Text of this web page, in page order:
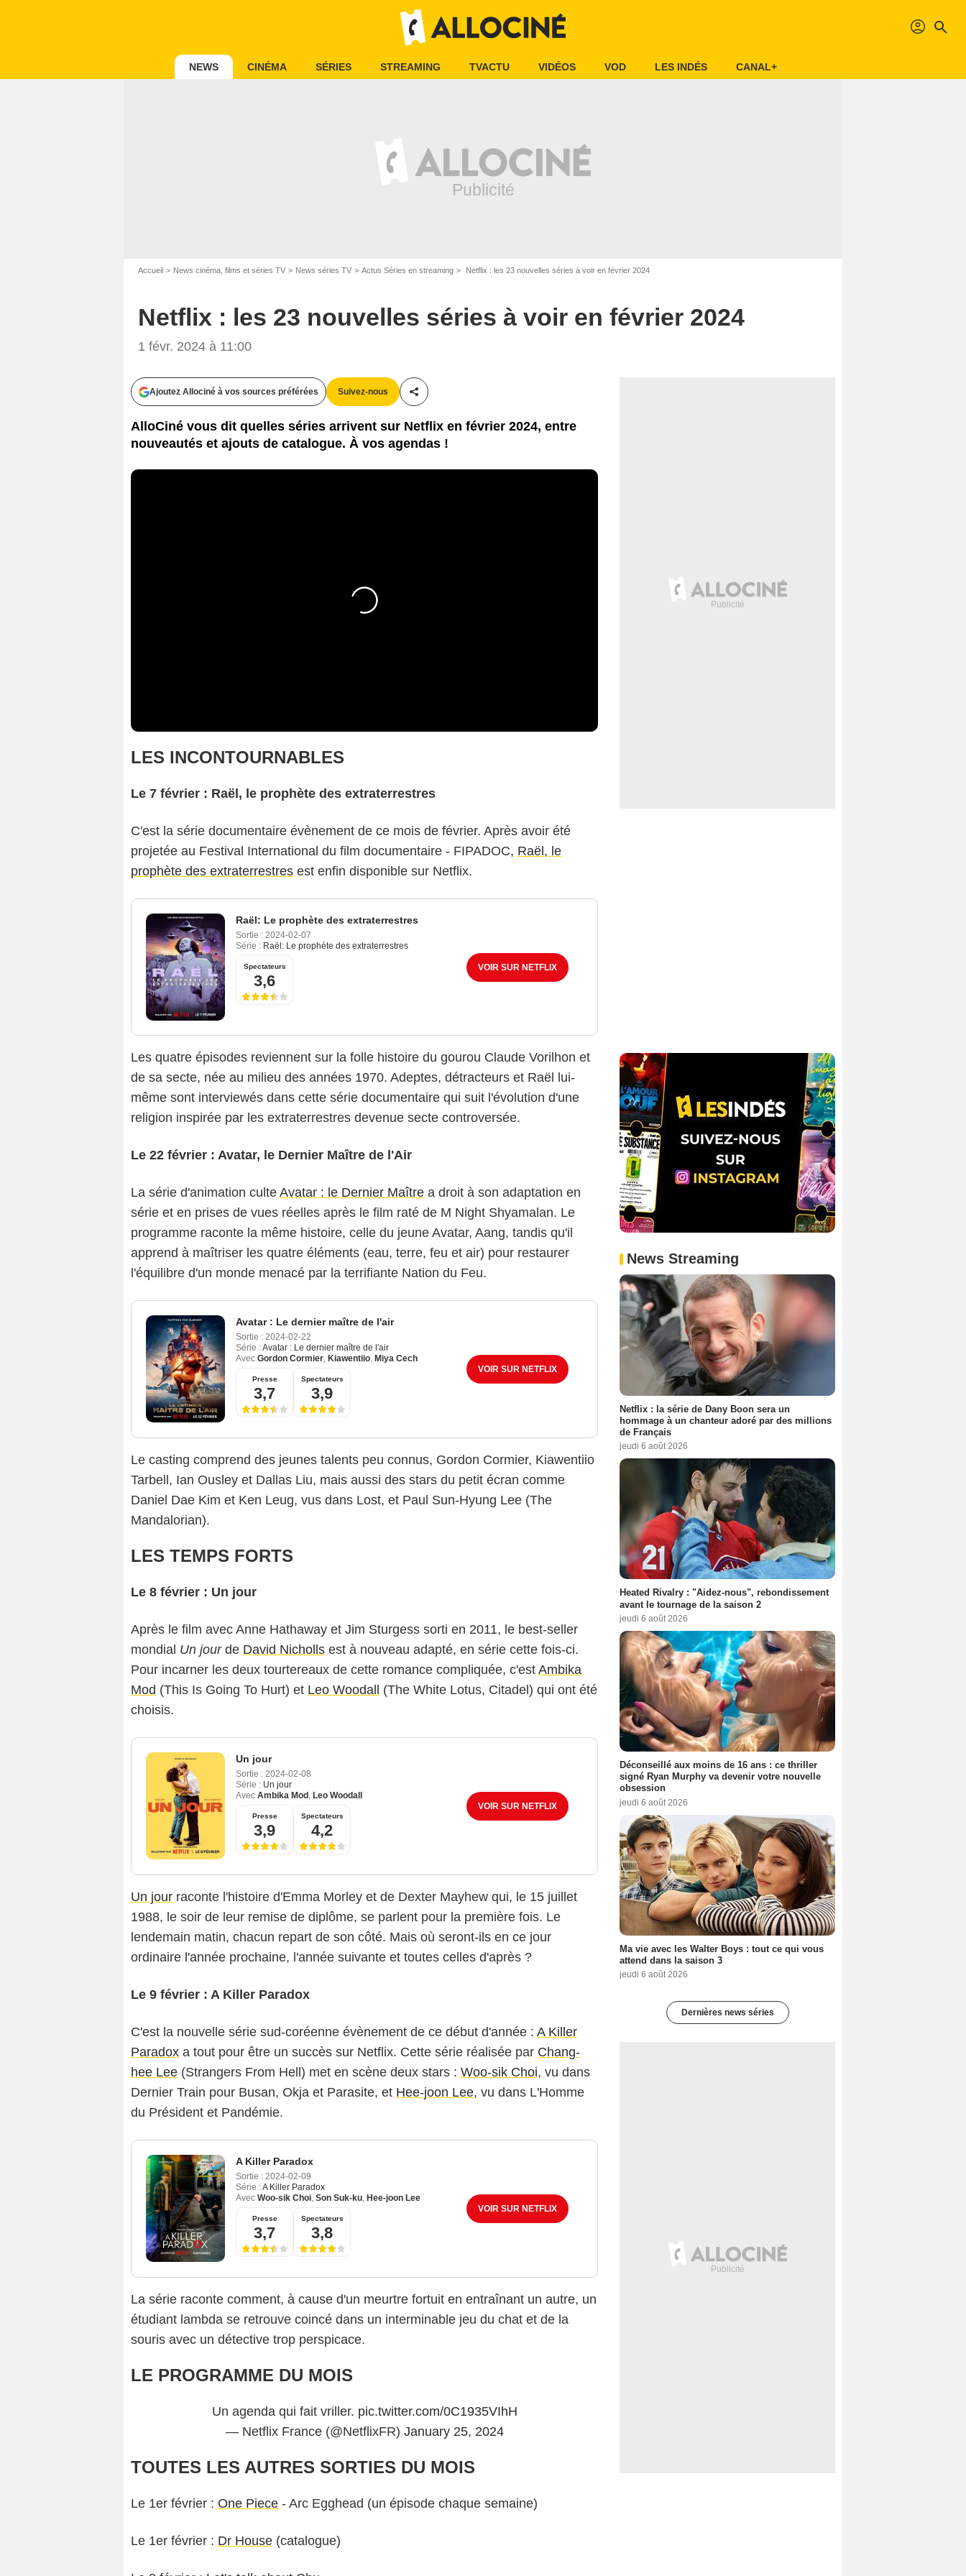
profil search
NEWS CINÉMA SÉRIES STREAMING TVACTU VIDÉOS VOD LES INDÉS CANAL+
Accueil News cinéma, films et séries TV News séries TV Actus Séries en streaming Netflix : les 23 nouvelles séries à voir en février 2024
Netflix : les 23 nouvelles séries à voir en février 2024
1 févr. 2024 à 11:00
Ajoutez Allociné à vos sources préférées Suivez-nous
Partager cet article
AlloCiné vous dit quelles séries arrivent sur Netflix en février 2024, entre
nouveautés et ajouts de catalogue. À vos agendas !
LES INCONTOURNABLES
Le 7 février : Raël, le prophète des extraterrestres
C'est la série documentaire évènement de ce mois de février. Après avoir été
projetée au Festival International du film documentaire - FIPADOC, Raël, le
prophète des extraterrestres est enfin disponible sur Netflix.
Raël: Le prophète des extraterrestres
Sortie : 2024-02-07
Série : Raël: Le prophète des extraterrestres
Spectateurs
3,6
VOIR SUR NETFLIX
Les quatre épisodes reviennent sur la folle histoire du gourou Claude Vorilhon et
de sa secte, née au milieu des années 1970. Adeptes, détracteurs et Raël lui-
même sont interviewés dans cette série documentaire qui suit l'évolution d'une
religion inspirée par les extraterrestres devenue secte controversée.
Le 22 février : Avatar, le Dernier Maître de l'Air
La série d'animation culte Avatar : le Dernier Maître a droit à son adaptation en
série et en prises de vues réelles après le film raté de M Night Shyamalan. Le
programme raconte la même histoire, celle du jeune Avatar, Aang, tandis qu'il
apprend à maîtriser les quatre éléments (eau, terre, feu et air) pour restaurer
l'équilibre d'un monde menacé par la terrifiante Nation du Feu.
Avatar : Le dernier maître de l'air
Sortie : 2024-02-22
Série :Avatar : Le dernier maître de l'air
Avec Gordon Cormier, Kiawentiio, Miya Cech
Presse
3,7
Spectateurs
3,9
VOIR SUR NETFLIX
Le casting comprend des jeunes talents peu connus, Gordon Cormier, Kiawentiio
Tarbell, Ian Ousley et Dallas Liu, mais aussi des stars du petit écran comme
Daniel Dae Kim et Ken Leug, vus dans Lost, et Paul Sun-Hyung Lee (The
Mandalorian).
LES TEMPS FORTS
Le 8 février : Un jour
Après le film avec Anne Hathaway et Jim Sturgess sorti en 2011, le best-seller
mondial Un jourde David Nicholls est à nouveau adapté, en série cette fois-ci.
Pour incarner les deux tourtereaux de cette romance compliquée, c'est Ambika
Mod (This Is Going To Hurt) et Leo Woodall
(The White Lotus, Citadel) qui ont été
choisis.
Un jour
Sortie : 2024-02-08
Série : Un jour
Avec Ambika Mod , Leo Woodall
Presse
3,9
Spectateurs
4,2
VOIR SUR NETFLIX
Un jour raconte l'histoire d'Emma Morley et de Dexter Mayhew qui, le 15 juillet
1988, le soir de leur remise de diplôme, se parlent pour la première fois. Le
lendemain matin, chacun repart de son côté. Mais où seront-ils en ce jour
ordinaire l'année prochaine, l'année suivante et toutes celles d'après ?
Le 9 février : A Killer Paradox
C'est la nouvelle série sud-coréenne évènement de ce début d'année : A Killer
Paradox a tout pour être un succès sur Netflix. Cette série réalisée par Chang-
hee Lee (Strangers From Hell) met en scène deux stars : Woo-sik Choi, vu dans
Dernier Train pour Busan, Okja et Parasite, et Hee-joon Lee, vu dans L'Homme
du Président et Pandémie.
A Killer Paradox
Sortie : 2024-02-09
Série :A Killer Paradox
Avec Woo-sik Choi, Son Suk-ku, Hee-joon Lee
Presse
3,7
Spectateurs
3,8
VOIR SUR NETFLIX
La série raconte comment, à cause d'un meurtre fortuit en entraînant un autre, un
étudiant lambda se retrouve coincé dans un interminable jeu du chat et de la
souris avec un détective trop perspicace.
LE PROGRAMME DU MOIS
Un agenda qui fait vriller. pic.twitter.com/0C1935VIhH
— Netflix France (@NetflixFR) January 25, 2024
TOUTES LES AUTRES SORTIES DU MOIS
Le 1er février : One Piece - Arc Egghead (un épisode chaque semaine)
Le 1er février : Dr House (catalogue)
News Streaming
Netflix : la série de Dany Boon sera un
hommage à un chanteur adoré par des millions
de Français
jeudi 6 août 2026
Heated Rivalry : "Aidez-nous", rebondissement
avant le tournage de la saison 2
jeudi 6 août 2026
Déconseillé aux moins de 16 ans : ce thriller
signé Ryan Murphy va devenir votre nouvelle
obsession
jeudi 6 août 2026
Ma vie avec les Walter Boys : tout ce qui vous
attend dans la saison 3
jeudi 6 août 2026
Dernières news séries